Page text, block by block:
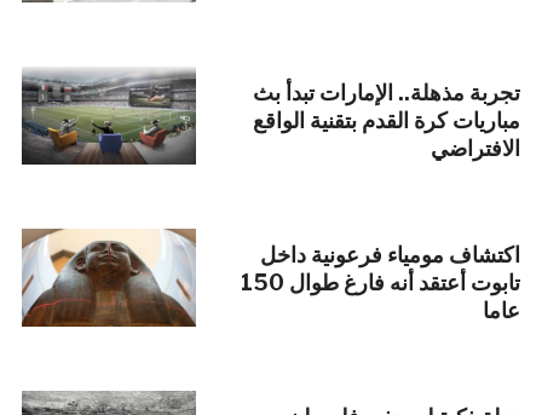
تجربة مذهلة.. الإمارات تبدأ بث
مباريات كرة القدم بتقنية الواقع
الافتراضي
اكتشاف مومياء فرعونية داخل
تابوت أعتقد أنه فارغ طوال 150
عاما